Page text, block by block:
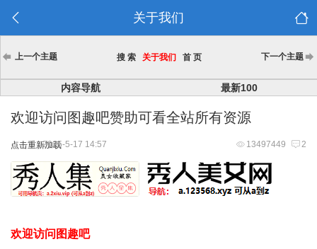
关于我们
上一个主题 搜 索 关于我们 首 页 下一个主题
内容导航 最新100
欢迎访问图趣吧赞助可看全站所有资源
点击重新加载 13497449 2
2025-5-17 14:57
欢迎访问图趣吧